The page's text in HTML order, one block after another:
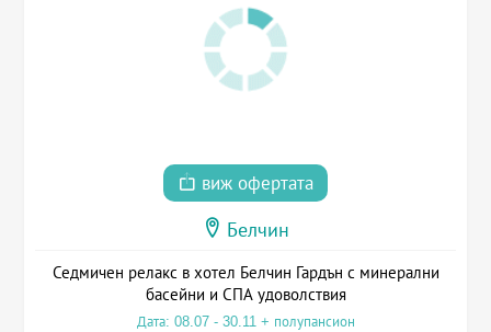
виж офертата
Белчин
Седмичен релакс в хотел Белчин Гардън с минерални
басейни и СПА удоволствия
Дата: 08.07 - 30.11 + полупансион